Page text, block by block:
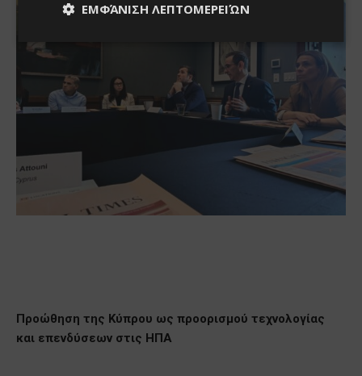
ΕΜΦΆΝΙΣΗ ΛΕΠΤΟΜΕΡΕΙΏΝ